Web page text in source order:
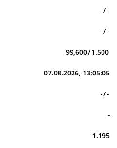
-/-
-/-
99,600/1.500
07.08.2026, 13:05:05
-/-
-
1.195